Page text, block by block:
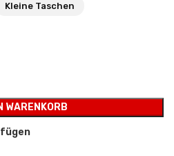
Kleine Taschen
WARENKORB